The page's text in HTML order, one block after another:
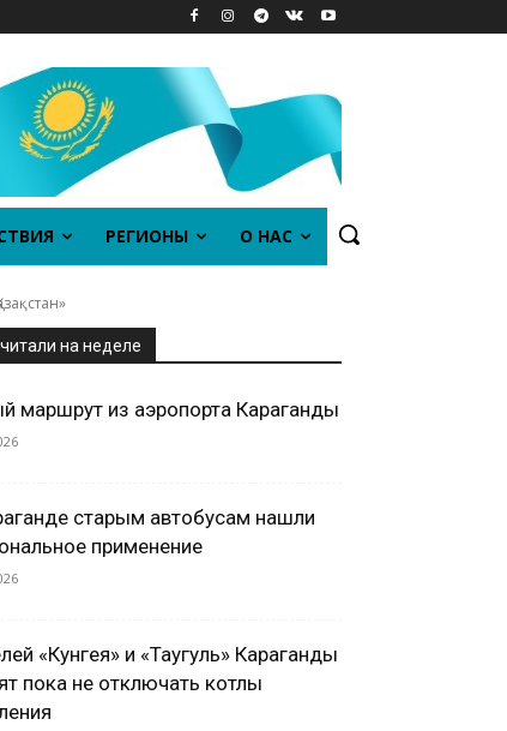
РЕГИОНЫ О НАС
на неделе
маршрут из аэропорта Караганды
старым автобусам нашли
применение
«Кунгея» и «Таугуль» Караганды
пока не отключать котлы